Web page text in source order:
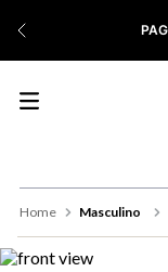
Masculino
9º